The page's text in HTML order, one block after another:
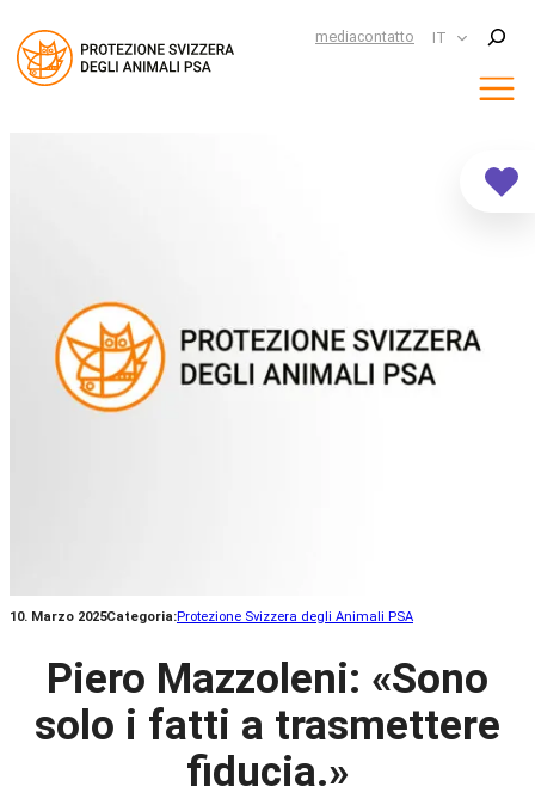
mediacontatto IT
Suchen
10. Marzo 2025Categoria:Protezione Svizzera degli Animali PSA
Piero Mazzoleni: «Sono
solo i fatti a trasmettere
fiducia.»